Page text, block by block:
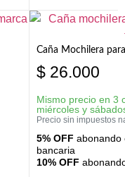
Caña Mochilera
$ 26.000
Mismo precio en 3
miércoles y
Precio sin impuestos
5% OFF abonando
bancaria
10% OFF